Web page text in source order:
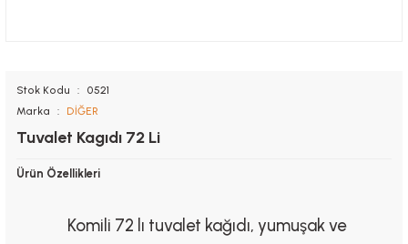
Stok Kodu
0521
Marka
DİĞER
Tuvalet Kagıdı 72 Li
Ürün Özellikleri
Komili 72 lı tuvalet kağıdı, yumuşak ve